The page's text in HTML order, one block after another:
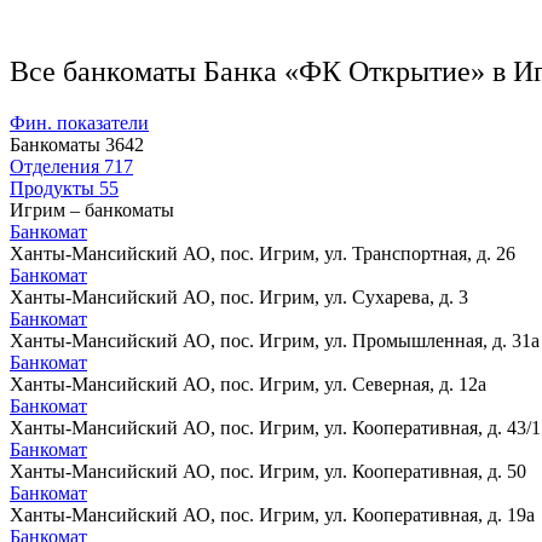
Все банкоматы Банка «ФК Открытие» в
Фин. показатели
Банкоматы 3642
Отделения 717
Продукты 55
Игрим – банкоматы
Банкомат
Ханты-Мансийский АО, пос. Игрим, ул. Транспортная, д. 26
Банкомат
Ханты-Мансийский АО, пос. Игрим, ул. Сухарева, д. 3
Банкомат
Ханты-Мансийский АО, пос. Игрим, ул. Промышленная, д. 31а
Банкомат
Ханты-Мансийский АО, пос. Игрим, ул. Северная, д. 12а
Банкомат
Ханты-Мансийский АО, пос. Игрим, ул. Кооперативная, д. 43/1
Банкомат
Ханты-Мансийский АО, пос. Игрим, ул. Кооперативная, д. 50
Банкомат
Ханты-Мансийский АО, пос. Игрим, ул. Кооперативная, д. 19а
Банкомат